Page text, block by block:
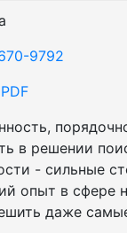
9792
в решении
- сильные
опыт в сфере
даже